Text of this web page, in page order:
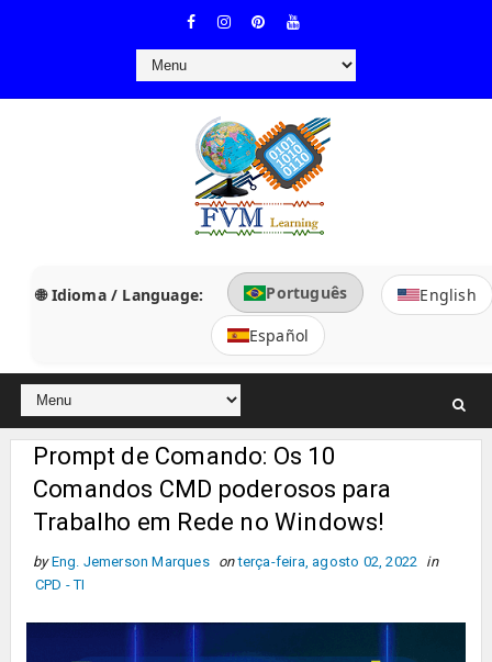
🌐 Idioma / Language: Português
English
Español
Prompt de Comando: Os 10
Comandos CMD poderosos para
Trabalho em Rede no Windows!
by Eng. Jemerson Marques on terça-feira, agosto 02, 2022
in
CPD - TI